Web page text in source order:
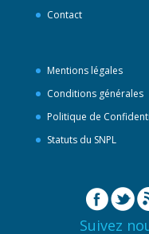
Contact
Mentions légales
Conditions générales
Politique de
Statuts du SNPL
Suivez